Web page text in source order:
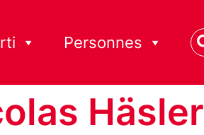
Personnes
Häsler